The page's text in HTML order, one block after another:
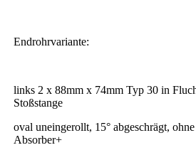
Endrohrvariante:
links 2 x 88mm x 74mm Typ 30 in
Stoßstange
oval uneingerollt, 15° abgeschrägt, ohne
Absorber+